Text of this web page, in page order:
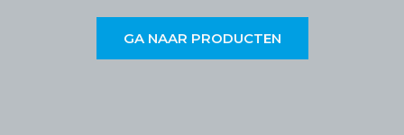
GA NAAR PRODUCTEN